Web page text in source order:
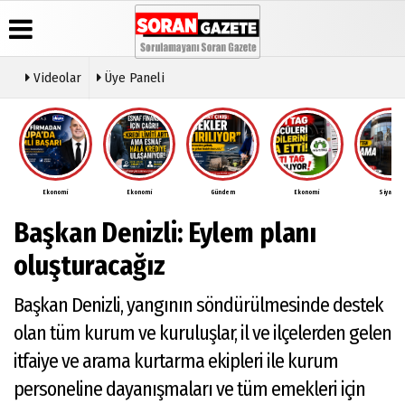
Üye Paneli
Haber
Arşivi
Haberleri
Anketler
Video
Galeri
Künye
İletişim
Çerez
Videolar Üye Paneli
Ekonomi Ekonomi Gündem Ekonomi Siyaset
Başkan Denizli: Eylem planı
oluşturacağız
Başkan Denizli, yangının söndürülmesinde destek
olan tüm kurum ve kuruluşlar, il ve ilçelerden gelen
itfaiye ve arama kurtarma ekipleri ile kurum
personeline dayanışmaları ve tüm emekleri için